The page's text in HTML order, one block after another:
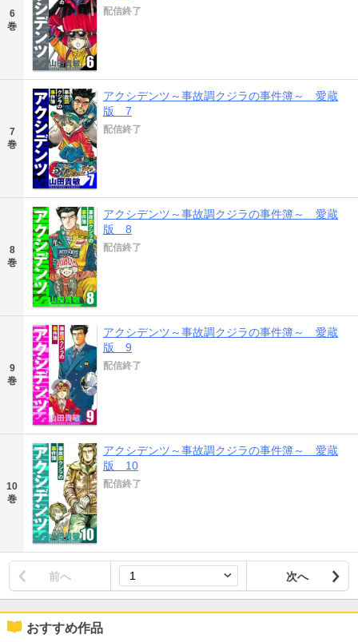
6
巻
配信終了
7
巻
アクシデンツ～事故調クジラの事件簿～ 愛蔵
版 7
配信終了
8
巻
アクシデンツ～事故調クジラの事件簿～ 愛蔵
版 8
配信終了
9
巻
アクシデンツ～事故調クジラの事件簿～ 愛蔵
版 9
配信終了
10
巻
アクシデンツ～事故調クジラの事件簿～ 愛蔵
版 10
配信終了
前へ 次へ
おすすめ作品